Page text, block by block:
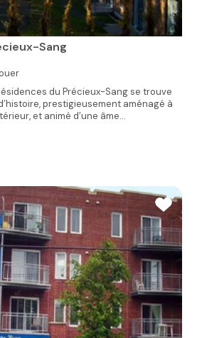
Sang
du Précieux-Sang se trouve
prestigieusement aménagé à
et animé d’une âme...